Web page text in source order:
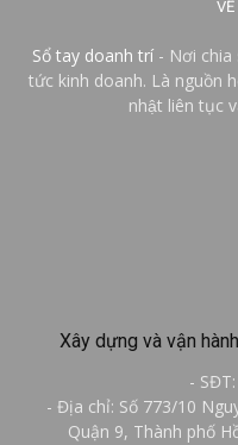
VỀ
Sổ tay doanh trí - Nơi chia
tức kinh doanh. Là nguồn
nhật liên tục
Xây dựng và vận
-
- Địa chỉ: Số 773/10
Quận 9, Thành phố